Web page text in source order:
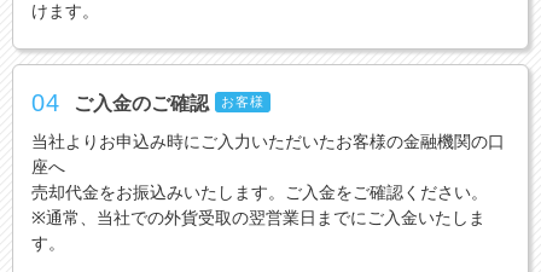
けます。
04 ご入金のご確認 お客様
当社よりお申込み時にご入力いただいたお客様の金融機関の口
座へ
売却代金をお振込みいたします。ご入金をご確認ください。
※通常、当社での外貨受取の翌営業日までにご入金いたしま
す。